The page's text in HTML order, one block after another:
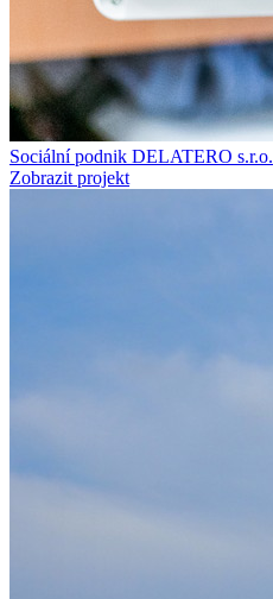
Sociální podnik DELATERO s.r.o.
Zobrazit projekt